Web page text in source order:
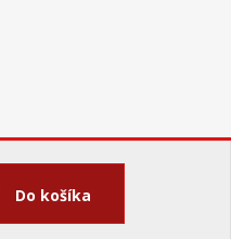
Do košíka